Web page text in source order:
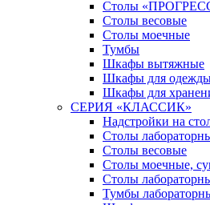
Столы
Столы весовые
Столы моечные
Тумбы
Шкафы вытяжные
Шкафы для
Шкафы для
СЕРИЯ «КЛАССИК»
Надстройки на
Столы
Столы весовые
Столы моечные,
Столы
Тумбы